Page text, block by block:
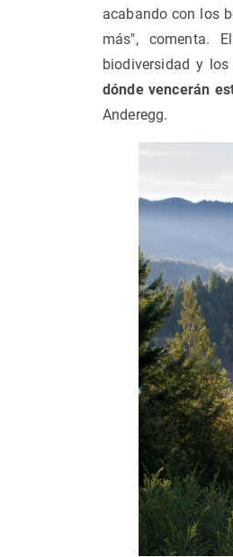
acabando con los
más", comenta.
biodiversidad y
dónde vencerán
Anderegg.